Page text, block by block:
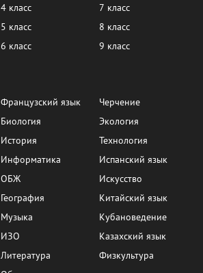
4 класс
5 класс
6 класс
7 класс
8 класс
9 класс
Французский язык
Биология
История
Информатика
ОБЖ
География
Музыка
ИЗО
Литература
Черчение
Экология
Технология
Испанский язык
Искусство
Китайский язык
Кубановедение
Казахский язык
Физкультура